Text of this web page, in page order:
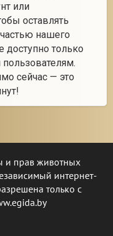
или
оставлять
нашего
только
сейчас — это
и прав животных
интернет-
только с